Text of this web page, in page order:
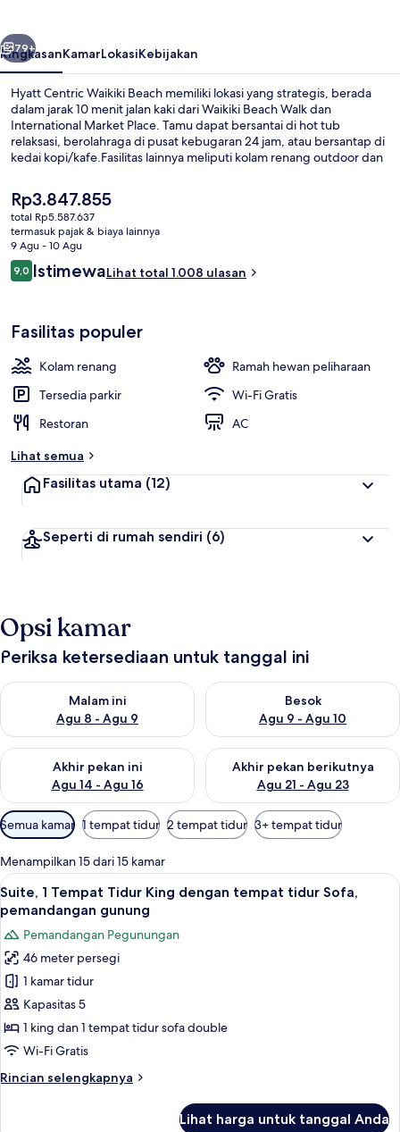
Berikutnya
79+
RingkasanKamarLokasiKebijakan
Hyatt Centric Waikiki Beach memiliki lokasi yang strategis, berada
dalam jarak 10 menit jalan kaki dari Waikiki Beach Walk dan
International Market Place. Tamu dapat bersantai di hot tub
relaksasi, berolahraga di pusat kebugaran 24 jam, atau bersantap di
kedai kopi/kafe.Fasilitas lainnya meliputi kolam renang outdoor dan
traveler.
Harga
saat
ini
Rp3.847.855
Rp3.847.855
total Rp5.587.637
termasuk pajak & biaya lainnya
9 Agu - 10 Agu
Ulasan
9,09,0 dari 10
IstimewaLihat total 1.008 ulasan
Fasilitas populer
Kolam renang
Ramah hewan peliharaan
Tersedia parkir
Wi-Fi Gratis
Restoran
AC
Lihat semua
Fasilitas utama (12)
Seperti di rumah sendiri (6)
Opsi kamar
Periksa ketersediaan untuk tanggal ini
Malam ini
Agu 8 - Agu 9
Periksa ketersediaan untuk malam ini Agu 8 - Agu 9
Besok
Agu 9 - Agu 10
Periksa ketersediaan untuk
Akhir pekan ini
Agu 14 - Agu 16
Periksa ketersediaan untuk akhir pekan ini Agu 14 - Agu 16
Akhir pekan berikutnya
Agu 21 - Agu 23
Periksa ketersediaan untuk
Filter
tersedia
untuk
kamar
Semua kamar 1 tempat tidur 2 tempat tidur 3+ tempat tidur
Menampilkan 15 dari 15 kamar
Lihat
semua
foto
untuk
Suite,
Tempat
Tidur
King
tempat
Suite, 1 Tempat Tidur King dengan
5
Suite, 1 Tempat Tidur King dengan tempat tidur Sofa,
pemandangan gunung
Pemandangan Pegunungan
46 meter persegi
1 kamar tidur
Kapasitas 5
1 king dan 1 tempat tidur sofa double
Wi-Fi Gratis
Rincian selengkapnya
Rincian
Lihat harga untuk tanggal Anda